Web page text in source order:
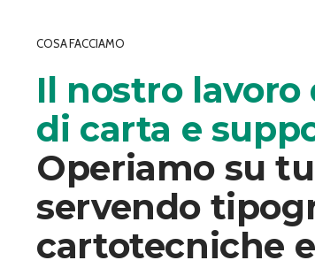
COSA FACCIAMO
Il nostro lavoro
di carta e
Operiamo su
servendo
cartotecniche